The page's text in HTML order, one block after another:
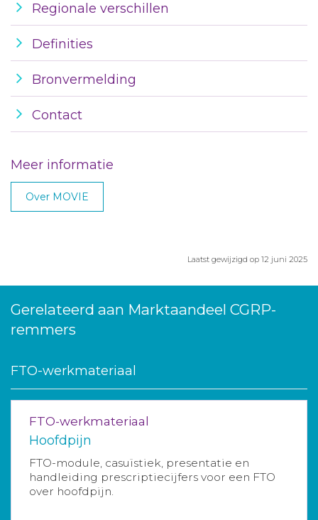
Regionale verschillen
Definities
Bronvermelding
Contact
Meer informatie
Over MOVIE
Laatst gewijzigd op 12 juni 2025
Gerelateerd aan Marktaandeel CGRP-
remmers
FTO-werkmateriaal
FTO-werkmateriaal
Hoofdpijn
FTO-module, casuïstiek, presentatie en
handleiding prescriptiecijfers voor een FTO
over hoofdpijn.